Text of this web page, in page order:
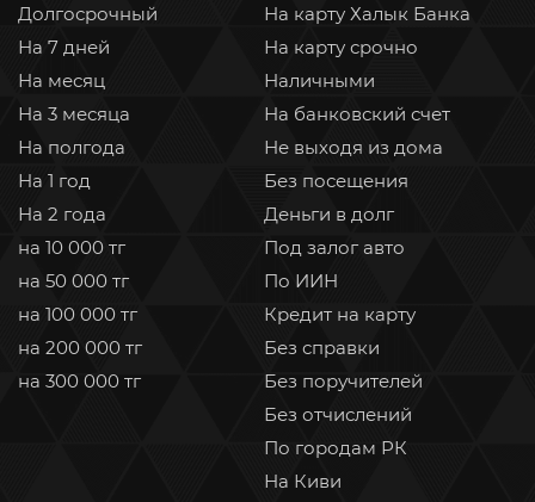
Долгосрочный
На 7 дней
На месяц
На 3 месяца
На полгода
На 1 год
На 2 года
на 10 000 тг
на 50 000 тг
на 100 000 тг
на 200 000 тг
на 300 000 тг
На карту Халык Банка
На карту срочно
Наличными
На банковский счет
Не выходя из дома
Без посещения
Деньги в долг
Под залог авто
По ИИН
Кредит на карту
Без справки
Без поручителей
Без отчислений
По городам РК
На Киви